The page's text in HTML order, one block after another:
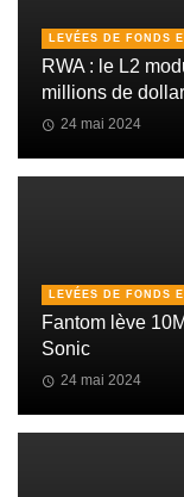
LEVÉES DE FONDS
RWA : le L2
millions de
24 mai 2024
LEVÉES DE FONDS
Fantom lève
Sonic
24 mai 2024